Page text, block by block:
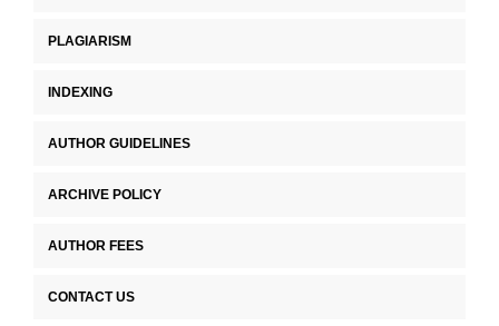
PLAGIARISM
INDEXING
AUTHOR GUIDELINES
ARCHIVE POLICY
AUTHOR FEES
CONTACT US